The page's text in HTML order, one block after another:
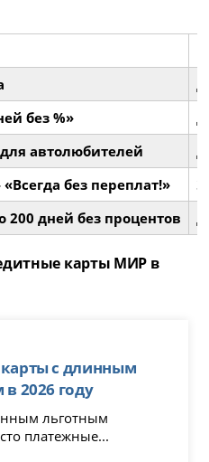
без %»
автолюбителей
без переплат!»
200 дней без процентов
карты МИР в
с длинным
2026 году
льготным
платежные...